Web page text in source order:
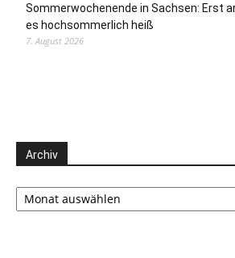
Sommerwochenende in Sachsen: Erst
es hochsommerlich heiß
7. August 2026
Archiv
Archiv